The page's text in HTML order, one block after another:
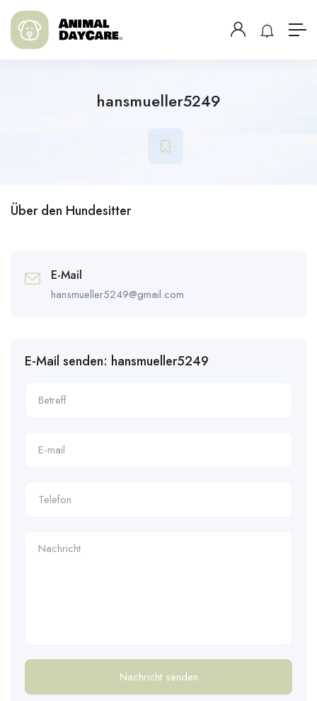
hansmueller5249
Über den Hundesitter
E-Mail
hansmueller5249@gmail.com
E-Mail senden: hansmueller5249
Nachricht senden